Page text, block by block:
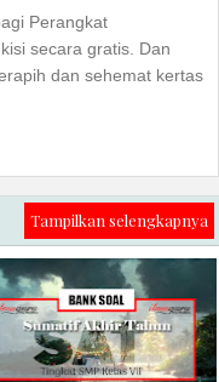
Perangkat
secara gratis. Dan
dan sehemat kertas
Tampilkan selengkapnya